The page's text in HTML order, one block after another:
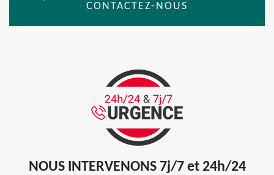
CONTACTEZ-NOUS
NOUS INTERVENONS 7j/7 et 24h/24